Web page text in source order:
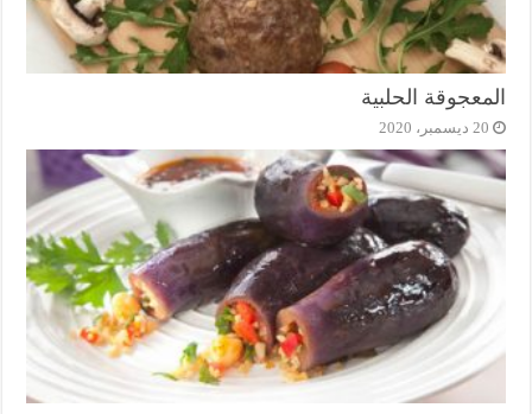
المعجوقة الحلبية
20 ديسمبر، 2020